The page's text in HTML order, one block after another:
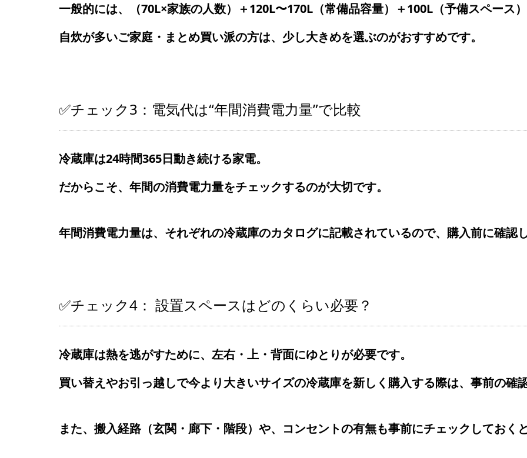
一般的には、（70L×家族の人数）＋120L〜170L（常備品容量）＋100L（予備スペース
自炊が多いご家庭・まとめ買い派の方は、少し大きめを選ぶのがおすすめです。
✅チェック3：電気代は“年間消費電力量”で比較
冷蔵庫は24時間365日動き続ける家電。
だからこそ、年間の消費電力量をチェックするのが大切です。
年間消費電力量は、それぞれの冷蔵庫のカタログに記載されているので、購入前に確認
✅チェック4： 設置スペースはどのくらい必要？
冷蔵庫は熱を逃がすために、左右・上・背面にゆとりが必要です。
買い替えやお引っ越しで今より大きいサイズの冷蔵庫を新しく購入する際は、事前の確
また、搬入経路（玄関・廊下・階段）や、コンセントの有無も事前にチェックしておく